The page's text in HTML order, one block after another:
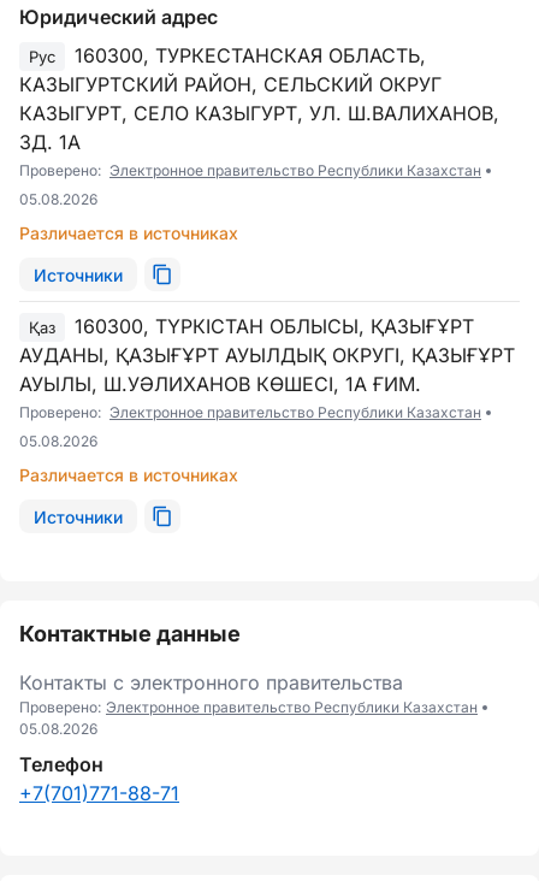
Юридический адрес
Рус
160300, ТУРКЕСТАНСКАЯ ОБЛАСТЬ,
КАЗЫГУРТСКИЙ РАЙОН, СЕЛЬСКИЙ ОКРУГ
КАЗЫГУРТ, СЕЛО КАЗЫГУРТ, УЛ. Ш.ВАЛИХАНОВ,
ЗД. 1А
Проверено: Электронное правительство Республики Казахстан
05.08.2026
Различается в источниках
Источники
Қаз
160300, ТҮРКІСТАН ОБЛЫСЫ, ҚАЗЫҒҰРТ
АУДАНЫ, ҚАЗЫҒҰРТ АУЫЛДЫҚ ОКРУГІ, ҚАЗЫҒҰРТ
АУЫЛЫ, Ш.УӘЛИХАНОВ КӨШЕСІ, 1А ҒИМ.
Проверено: Электронное правительство Республики Казахстан
05.08.2026
Различается в источниках
Источники
Контактные данные
Контакты с электронного правительства
Проверено: Электронное правительство Республики Казахстан
05.08.2026
Телефон
+7(701)771-88-71